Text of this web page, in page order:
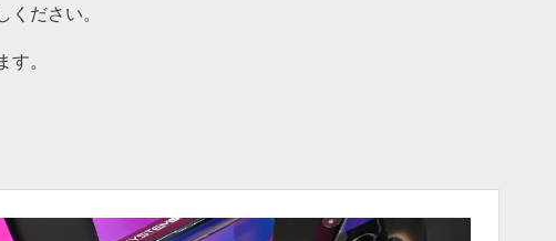
ださい。
。